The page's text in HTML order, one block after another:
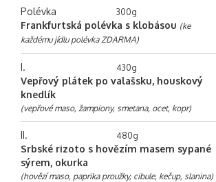
Polévka 300g
Frankfurtská polévka s klobásou (ke
každému jídlu polévka ZDARMA)
I. 430g
Vepřový plátek po valašsku, houskový
knedlík
(vepřové maso, žampiony, smetana, ocet, kopr)
II. 480g
Srbské rizoto s hovězím masem sypané
sýrem, okurka
(hovězí maso, paprika proužky, cibule, kečup, slanina)